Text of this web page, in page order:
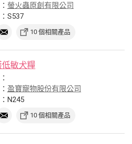
螢火蟲原創有限公司
S537
10 個相關產品
敏犬糧
盈寶寵物股份有限公司
N245
10 個相關產品